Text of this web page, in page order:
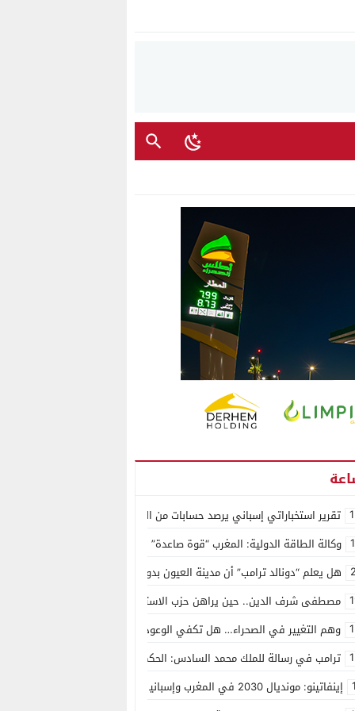
تقرير استخباراتي إسباني يرصد حسابات من الجزائر وأرقاما بـ”213+” ضمن حملة رقمية منظمة حرّضت على اقتحام سبتة
وكالة الطاقة الدولية: المغرب “قوة صاعدة” في سوق المعادن الاستراتيجية
هل يعلم “دونالد ترامب” أن مدينة العيون بدون ماء؟
مصطفى شرف الدين.. حين يراهن حزب الاستقلال على الكفاءة ويمنح الشباب
وهم التغيير في الصحراء… هل تكفي الوعود الفارغة لصناعة الواقع؟
ترامب في رسالة للملك محمد السادس: الحكم الذاتي هو الأساس الوحيد لحل
إينفاتينو: مونديال 2030 في المغرب وإسبانيا والبرتغال سيكون “الأجمل في التاريخ”